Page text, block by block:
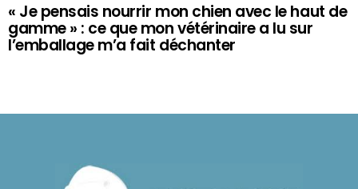
« Je pensais nourrir mon chien avec le haut de
gamme » : ce que mon vétérinaire a lu sur
l’emballage m’a fait déchanter